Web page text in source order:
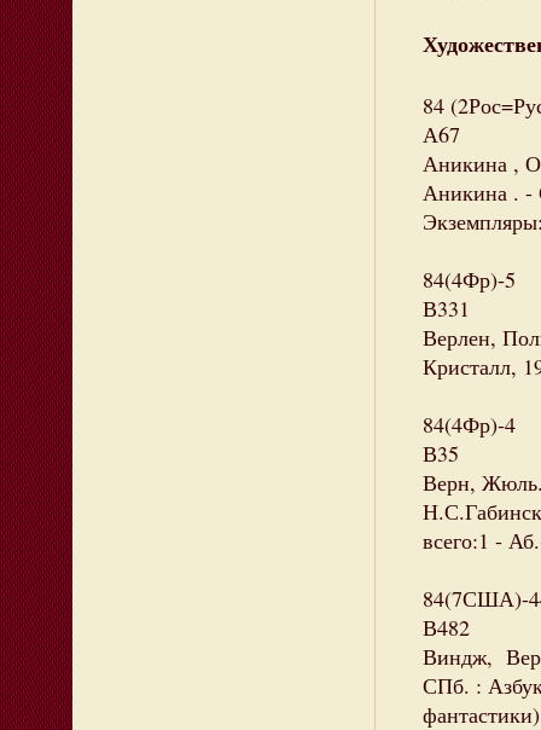
84
А67
Аникина ,
Аникина . -
84(4Фр)-5
В331
Верлен,
Кристалл,
84(4Фр)-4
В35
Верн, Жюль.
всего:1 -
84(7США)-
В482
Виндж,
СПб. :